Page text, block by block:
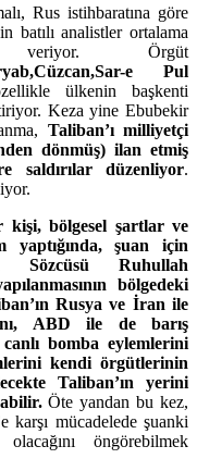
Rus istihbaratına göre
batılı analistler ortalama
Örgüt
e Pul
ülkenin başkenti
Keza yine Ebubekir
Taliban’ı milliyetçi
dönmüş) ilan etmiş
saldırılar düzenliyor.
kişi, bölgesel şartlar ve
yaptığında, şuan için
Sözcüsü Ruhullah
bölgedeki
Rusya ve İran ile
ABD ile de barış
bomba eylemlerini
kendi örgütlerinin
Taliban’ın yerini
Öte yandan bu kez,
karşı mücadelede şuanki
öngörebilmek